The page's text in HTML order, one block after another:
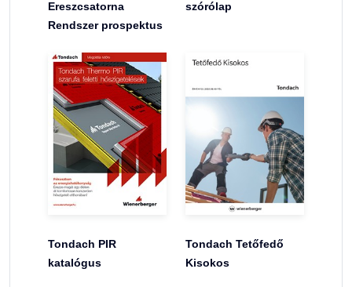
Ereszcsatorna
Rendszer prospektus
szórólap
Tondach PIR
katalógus
Tondach Tetőfedő
Kisokos